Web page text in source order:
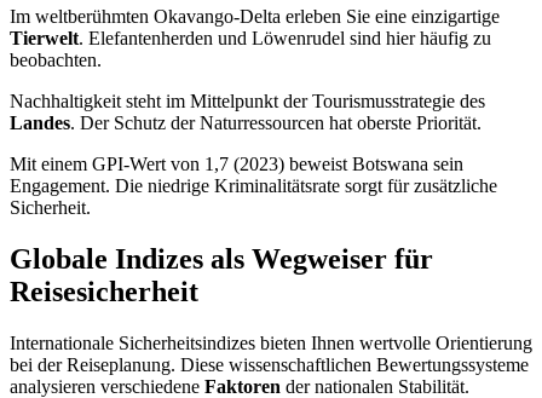
Im weltberühmten Okavango-Delta erleben Sie eine einzigartige
Tierwelt. Elefantenherden und Löwenrudel sind hier häufig zu
beobachten.
Nachhaltigkeit steht im Mittelpunkt der Tourismusstrategie des
Landes. Der Schutz der Naturressourcen hat oberste Priorität.
Mit einem GPI-Wert von 1,7 (2023) beweist Botswana sein
Engagement. Die niedrige Kriminalitätsrate sorgt für zusätzliche
Sicherheit.
Globale Indizes als Wegweiser für
Reisesicherheit
Internationale Sicherheitsindizes bieten Ihnen wertvolle Orientierung
bei der Reiseplanung. Diese wissenschaftlichen Bewertungssysteme
analysieren verschiedene Faktoren der nationalen Stabilität.